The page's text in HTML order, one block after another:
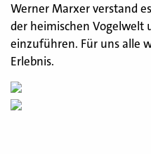
Werner Marxer verstand
der heimischen Vogelwelt
einzuführen. Für uns alle
Erlebnis.